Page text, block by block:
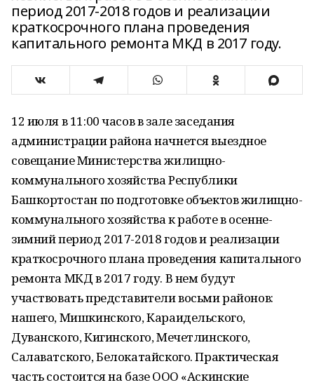
период 2017-2018 годов и реализации
краткосрочного плана проведения
капитального ремонта МКД в 2017 году.
12 июля в 11:00 часов в зале заседания
администрации района начнется выездное
совещание Министерства жилищно-
коммунального хозяйства Республики
Башкортостан по подготовке объектов жилищно-
коммунального хозяйства к работе в осенне-
зимний период 2017-2018 годов и реализации
краткосрочного плана проведения капитального
ремонта МКД в 2017 году. В нем будут
участвовать представители восьми районов:
нашего, Мишкинского, Караидельского,
Дуванского, Кигинского, Мечетлинского,
Салаватского, Белокатайского. Практическая
часть состоится на базе ООО «Аскинские